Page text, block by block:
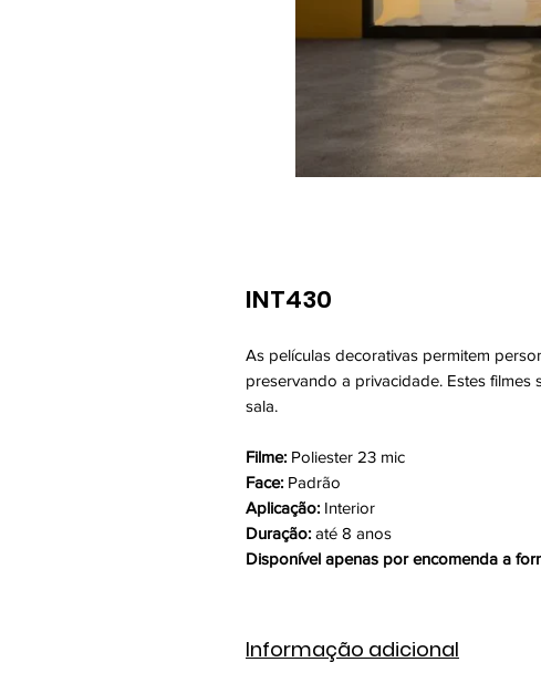
INT430
As películas decorativas permitem
preservando a privacidade. Estes
sala.
Filme: Poliester 23 mic
Face: Padrão
Aplicação: Interior
Duração: até 8 anos
Disponível apenas por encomenda a
Informação adicional